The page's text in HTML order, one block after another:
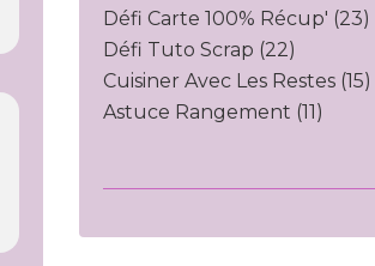
Défi Carte 100% Récup' (23)
Défi Tuto Scrap (22)
Cuisiner Avec Les Restes (15)
Astuce Rangement (11)